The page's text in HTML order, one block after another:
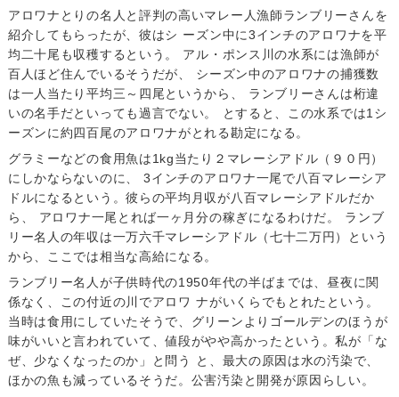
アロワナとりの名人と評判の高いマレー人漁師ランブリーさんを
紹介してもらったが、彼はシ ーズン中に3インチのアロワナを平
均二十尾も収穫するという。 アル・ポンス川の水系には漁師が
百人ほど住んでいるそうだが、 シーズン中のアロワナの捕獲数
は一人当たり平均三～四尾というから、 ランブリーさんは桁違
いの名手だといっても過言でない。 とすると、この水系では1シ
ーズンに約四百尾のアロワナがとれる勘定になる。
グラミーなどの食用魚は1kg当たり２マレーシアドル（９０円）
にしかならないのに、 3インチのアロワナ一尾で八百マレーシア
ドルになるという。彼らの平均月収が八百マレーシアドルだか
ら、 アロワナ一尾とれば一ヶ月分の稼ぎになるわけだ。 ランブ
リー名人の年収は一万六千マレーシアドル（七十二万円）という
から、ここでは相当な高給になる。
ランブリー名人が子供時代の1950年代の半ばまでは、昼夜に関
係なく、この付近の川でアロワ ナがいくらでもとれたという。
当時は食用にしていたそうで、グリーンよりゴールデンのほうが
味がいいと言われていて、値段がやや高かったという。私が「な
ぜ、少なくなったのか」と問う と、最大の原因は水の汚染で、
ほかの魚も減っているそうだ。公害汚染と開発が原因らしい。